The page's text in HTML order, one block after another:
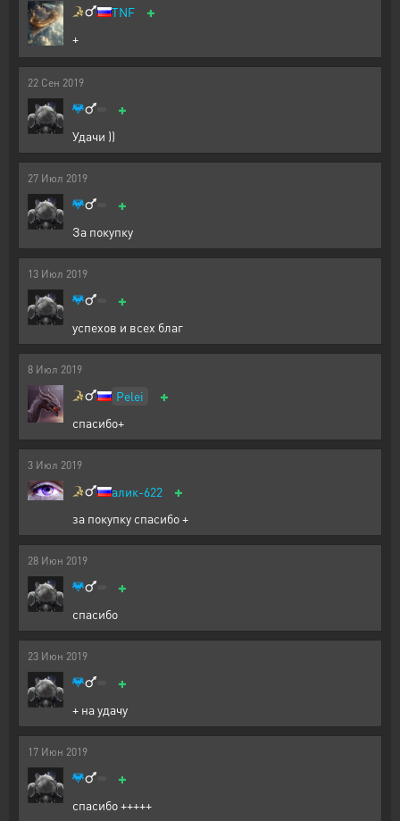
TNF +
+
22 Сен 2019
+
Удачи ))
27 Июл 2019
+
За покупку
13 Июл 2019
+
успехов и всех благ
8 Июл 2019
Pelei +
спасибо+
3 Июл 2019
алик-622 +
за покупку спасибо +
28 Июн 2019
+
спасибо
23 Июн 2019
+
+ на удачу
17 Июн 2019
+
спасибо +++++